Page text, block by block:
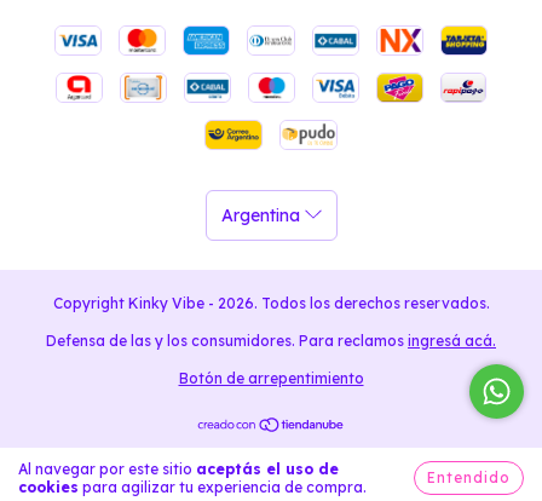
Al navegar por este sitio aceptás el uso de
cookies para agilizar tu experiencia de compra.
Entendido
Copyright Kinky Vibe - 2026. Todos los derechos reservados.
Defensa de las y los consumidores. Para reclamos ingresá acá.
Botón de arrepentimiento